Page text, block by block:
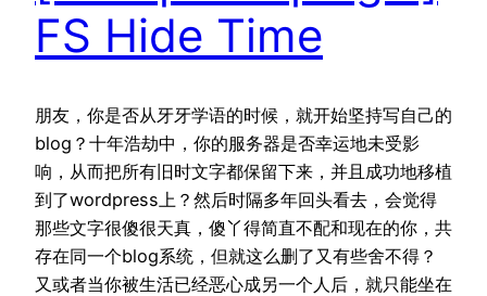
FS Hide Time
朋友，你是否从牙牙学语的时候，就开始坚持写自己的
blog？十年浩劫中，你的服务器是否幸运地未受影
响，从而把所有旧时文字都保留下来，并且成功地移植
到了wordpress上？然后时隔多年回头看去，会觉得
那些文字很傻很天真，傻丫得简直不配和现在的你，共
存在同一个blog系统，但就这么删了又有些舍不得？
又或者当你被生活已经恶心成另一个人后，就只能坐在